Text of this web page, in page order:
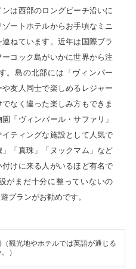
は西部のロングビーチ沿いに
ートホテルからお手頃なミニ
ねています。近年は国際ブラ
コック島がいかに世界から注
。島の北部には「ヴィンパー
友人同士で楽しめるレジャー
なく違った楽しみ方もできま
「ヴィンパール・サファリ」
ティングな施設として人気で
「真珠」「ヌックマム」など
けに来る人がいるほど有名で
がまだ十分に整っていないの
プランがお勧めです。
観光地やホテルでは英語が通じる
）